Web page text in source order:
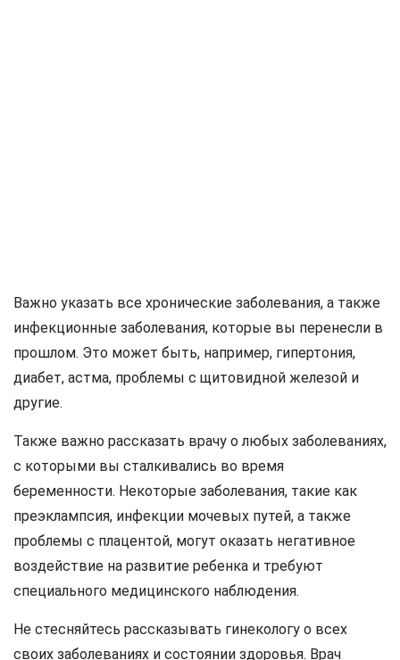
Важно указать все хронические заболевания, а также
инфекционные заболевания, которые вы перенесли в
прошлом. Это может быть, например, гипертония,
диабет, астма, проблемы с щитовидной железой и
другие.
Также важно рассказать врачу о любых заболеваниях,
с которыми вы сталкивались во время
беременности. Некоторые заболевания, такие как
преэклампсия, инфекции мочевых путей, а также
проблемы с плацентой, могут оказать негативное
воздействие на развитие ребенка и требуют
специального медицинского наблюдения.
Не стесняйтесь рассказывать гинекологу о всех
своих заболеваниях и состоянии здоровья. Врач